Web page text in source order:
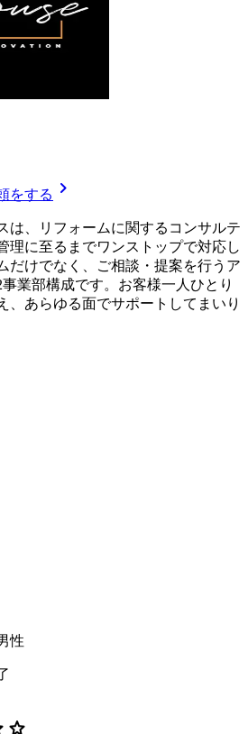
をする chevron_right
は、リフォームに関するコンサルテ
理に至るまでワンストップで対応し
だけでなく、ご相談・提案を行うア
業部構成です。お客様一人ひとり
、あらゆる面でサポートしてまいり
性
star